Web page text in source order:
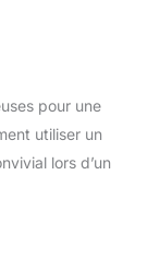
pour une
utiliser un
lors d’un